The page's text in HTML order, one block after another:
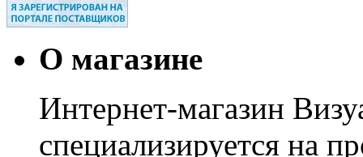
О магазине
Интернет-магазин
специализируется на